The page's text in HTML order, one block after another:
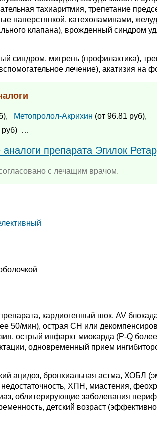
тахиаритмия, трепетание
наперстянкой, катехоламинами,
клапана), врожденный синдром
синдром, мигрень (профилактика),
лечение), акатизия на
Метопролол-Акрихин (от 96.81 руб),
…
препарата Эгилок
с лечащим врачом.
кардиогенный шок, AV
50/мин), острая СН или
острый инфаркт миокарда (P-Q
одновременный прием
ацидоз, бронхиальная астма, ХОБЛ
ХПН, миастения,
облитерирующие заболевания
детский возраст